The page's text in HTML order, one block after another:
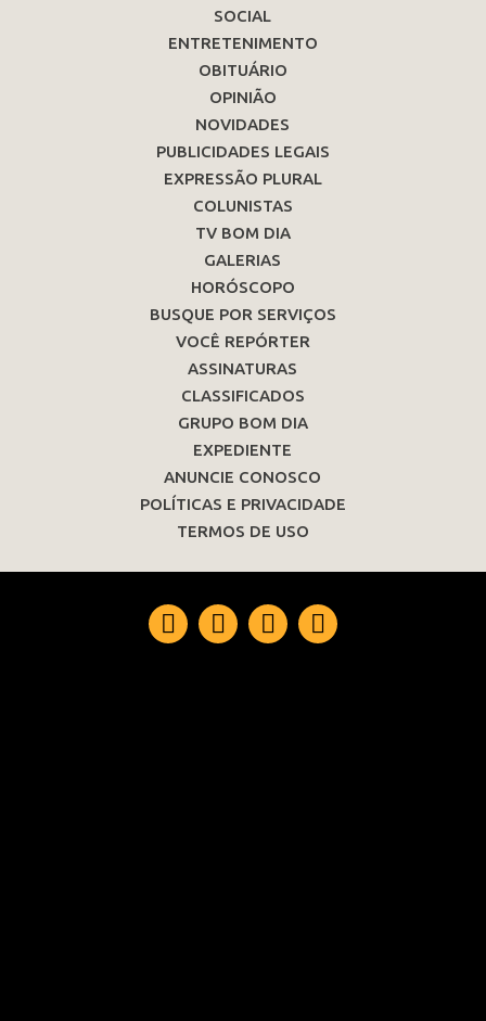
SOCIAL
ENTRETENIMENTO
OBITUÁRIO
OPINIÃO
NOVIDADES
PUBLICIDADES LEGAIS
EXPRESSÃO PLURAL
COLUNISTAS
TV BOM DIA
GALERIAS
HORÓSCOPO
BUSQUE POR SERVIÇOS
VOCÊ REPÓRTER
ASSINATURAS
CLASSIFICADOS
GRUPO BOM DIA
EXPEDIENTE
ANUNCIE CONOSCO
POLÍTICAS E PRIVACIDADE
TERMOS DE USO